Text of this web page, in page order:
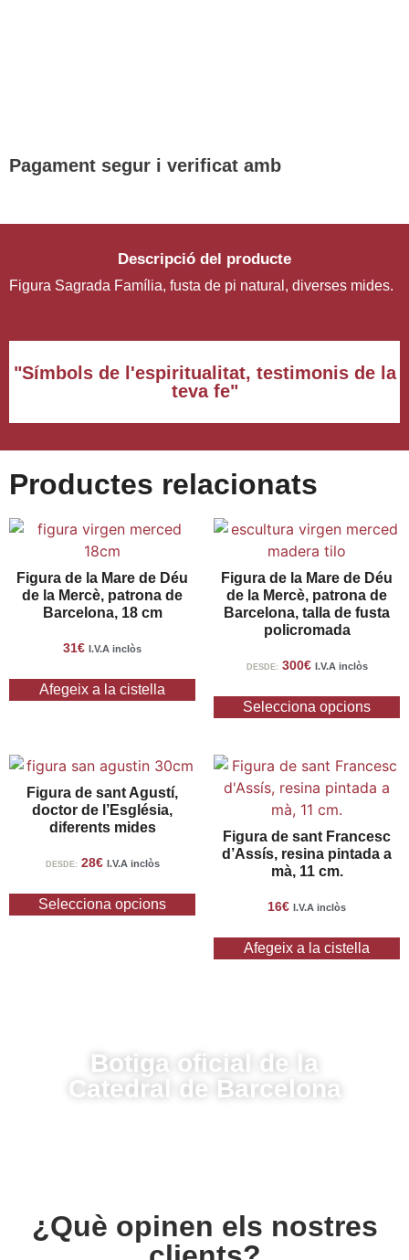
Pagament segur i verificat amb
Descripció del producte
Figura Sagrada Família, fusta de pi natural, diverses mides.
"Símbols de l'espiritualitat, testimonis de la
teva fe"
Productes relacionats
Figura de la Mare de Déu
de la Mercè, patrona de
Barcelona, 18 cm
31€ I.V.A inclòs
Afegeix a la cistella
Figura de la Mare de Déu
de la Mercè, patrona de
Barcelona, talla de fusta
policromada
DESDE: 300€ I.V.A inclòs
Selecciona opcions
Figura de sant Agustí,
doctor de l’Església,
diferents mides
DESDE: 28€ I.V.A inclòs
Selecciona opcions
Figura de sant Francesc
d’Assís, resina pintada a
mà, 11 cm.
16€ I.V.A inclòs
Afegeix a la cistella
Botiga oficial de la
Catedral de Barcelona
¿Què opinen els nostres